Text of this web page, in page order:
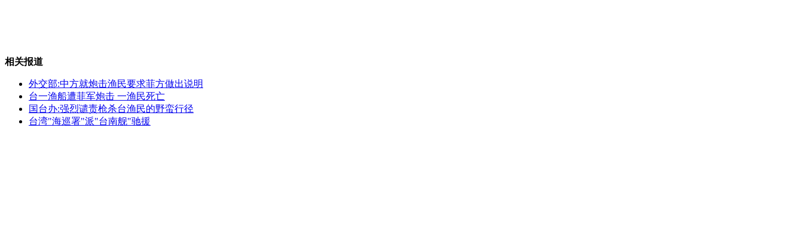
两男子“分工”盗车全过程
相关报道
外交部:中方就炮击渔民要求菲方做出说明
台一渔船遭菲军炮击 一渔民死亡
国台办:强烈谴责枪杀台渔民的野蛮行径
台湾"海巡署"派"台南舰"驰援